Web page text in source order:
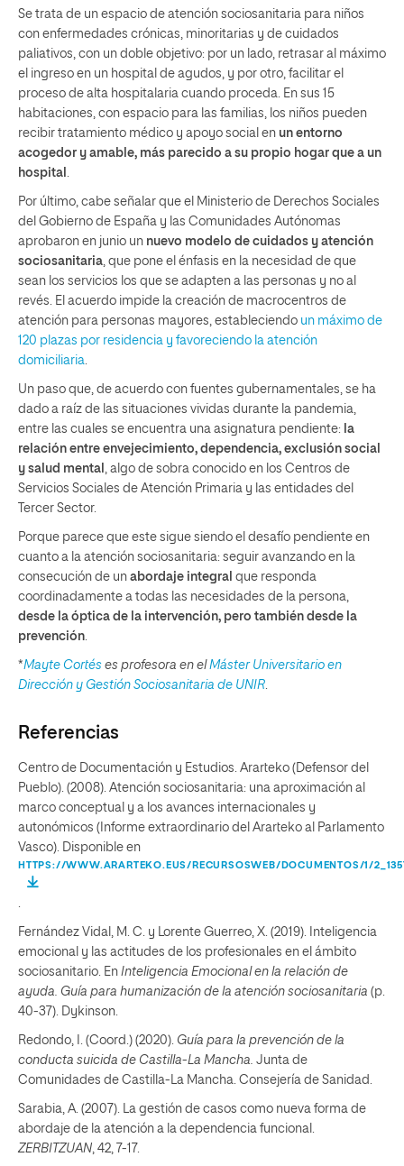
Se trata de un espacio de atención sociosanitaria para niños
con enfermedades crónicas, minoritarias y de cuidados
paliativos, con un doble objetivo: por un lado, retrasar al máximo
el ingreso en un hospital de agudos, y por otro, facilitar el
proceso de alta hospitalaria cuando proceda. En sus 15
habitaciones, con espacio para las familias, los niños pueden
recibir tratamiento médico y apoyo social en un entorno
acogedor y amable, más parecido a su propio hogar que a un
hospital
Por último, cabe señalar que el Ministerio de Derechos Sociales
del Gobierno de España y las Comunidades Autónomas
aprobaron en junio un nuevo modelo de cuidados y atención
sociosanitaria , que pone el énfasis en la necesidad de que
sean los servicios los que se adapten a las personas y no al
revés. El acuerdo impide la creación de macrocentros de
atención para personas mayores, estableciendo un máximo de
120 plazas por residencia y favoreciendo la atención
domiciliaria
Un paso que, de acuerdo con fuentes gubernamentales, se ha
dado a raíz de las situaciones vividas durante la pandemia,
entre las cuales se encuentra una asignatura pendiente: la
relación entre envejecimiento, dependencia, exclusión social
y salud mental
, algo de sobra conocido en los Centros de
Servicios Sociales de Atención Primaria y las entidades del
Tercer Sector.
Porque parece que este sigue siendo el desafío pendiente en
cuanto a la atención sociosanitaria: seguir avanzando en la
consecución de un abordaje integral que responda
coordinadamente a todas las necesidades de la persona,
desde la óptica de la intervención, pero también desde la
prevención
*Mayte Cortés es profesora en elMáster Universitario en
Dirección y Gestión Sociosanitaria de UNIR
Referencias
Centro de Documentación y Estudios. Ararteko (Defensor del
Pueblo). (2008). Atención sociosanitaria: una aproximación al
marco conceptual y a los avances internacionales y
autonómicos (Informe extraordinario del Ararteko al Parlamento
Vasco). Disponible en
HTTPS://WWW.ARARTEKO.EUS/RECURSOSWEB/DOCUMENTOS/1/
Fernández Vidal, M. C. y Lorente Guerreo, X. (2019). Inteligencia
emocional y las actitudes de los profesionales en el ámbito
sociosanitario. En Inteligencia Emocional en la relación de
ayuda. Guía para humanización de la atención sociosanitaria (p.
40-37). Dykinson.
Redondo, I. (Coord.) (2020). Guía para la prevención de la
conducta suicida de Castilla-La Mancha. Junta de
Comunidades de Castilla-La Mancha. Consejería de Sanidad.
Sarabia, A. (2007). La gestión de casos como nueva forma de
abordaje de la atención a la dependencia funcional.
ZERBITZUAN , 42, 7-17.